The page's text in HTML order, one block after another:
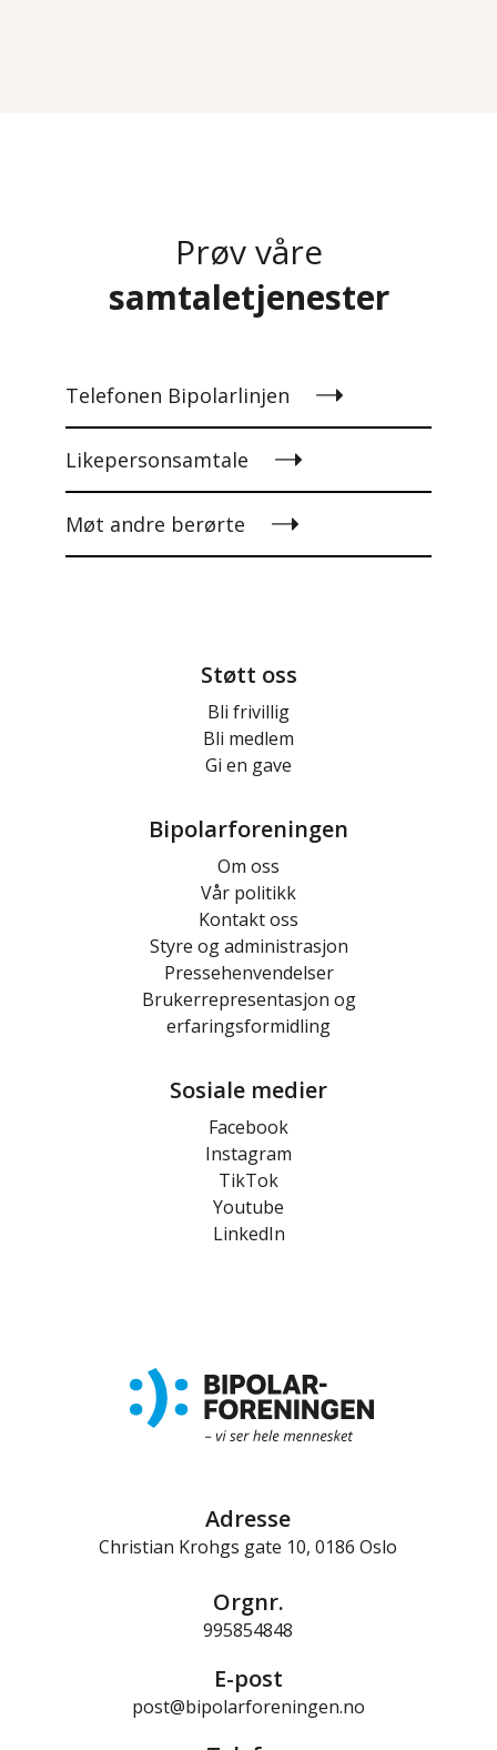
Prøv våre
samtaletjenester
Telefonen Bipolarlinjen
Likepersonsamtale
Møt andre berørte
Støtt oss
Bli frivillig
Bli medlem
Gi en gave
Bipolarforeningen
Om oss
Vår politikk
Kontakt oss
Styre og administrasjon
Pressehenvendelser
Brukerrepresentasjon og
erfaringsformidling
Sosiale medier
Facebook
Instagram
TikTok
Youtube
LinkedIn
Adresse
Christian Krohgs gate 10, 0186 Oslo
Orgnr.
995854848
E-post
post@bipolarforeningen.no